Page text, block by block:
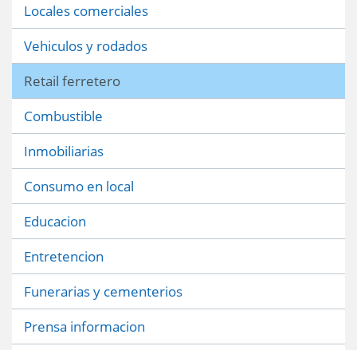
Locales comerciales
Vehiculos y rodados
Retail ferretero
Combustible
Inmobiliarias
Consumo en local
Educacion
Entretencion
Funerarias y cementerios
Prensa informacion